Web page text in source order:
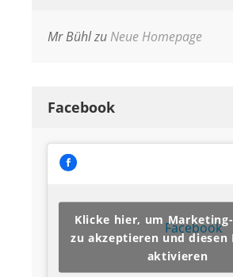
Mr BühlzuNeue Homepage
Facebook
Facebook
Klicke hier, um
zu akzeptieren und diesen
aktivieren